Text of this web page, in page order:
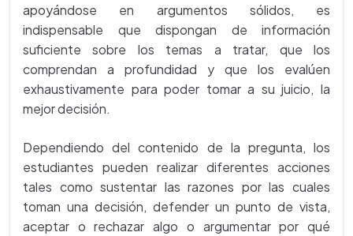
apoyándose en argumentos sólidos, es
indispensable que dispongan de información
suficiente sobre los temas a tratar, que los
comprendan a profundidad y que los evalúen
exhaustivamente para poder tomar a su juicio, la
mejor decisión.
Dependiendo del contenido de la pregunta, los
estudiantes pueden realizar diferentes acciones
tales como sustentar las razones por las cuales
toman una decisión, defender un punto de vista,
aceptar o rechazar algo o argumentar por qué